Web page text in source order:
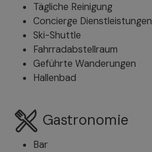
Tägliche Reinigung
Concierge Dienstleistungen
Ski-Shuttle
Fahrradabstellraum
Geführte Wanderungen
Hallenbad
Gastronomie
Bar